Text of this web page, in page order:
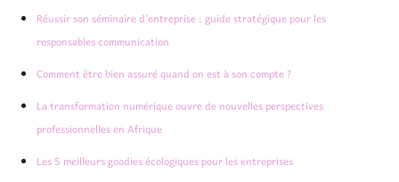
Réussir son séminaire d’entreprise : guide stratégique pour les
responsables communication
Comment être bien assuré quand on est à son compte ?
La transformation numérique ouvre de nouvelles perspectives
professionnelles en Afrique
Les 5 meilleurs goodies écologiques pour les entreprises